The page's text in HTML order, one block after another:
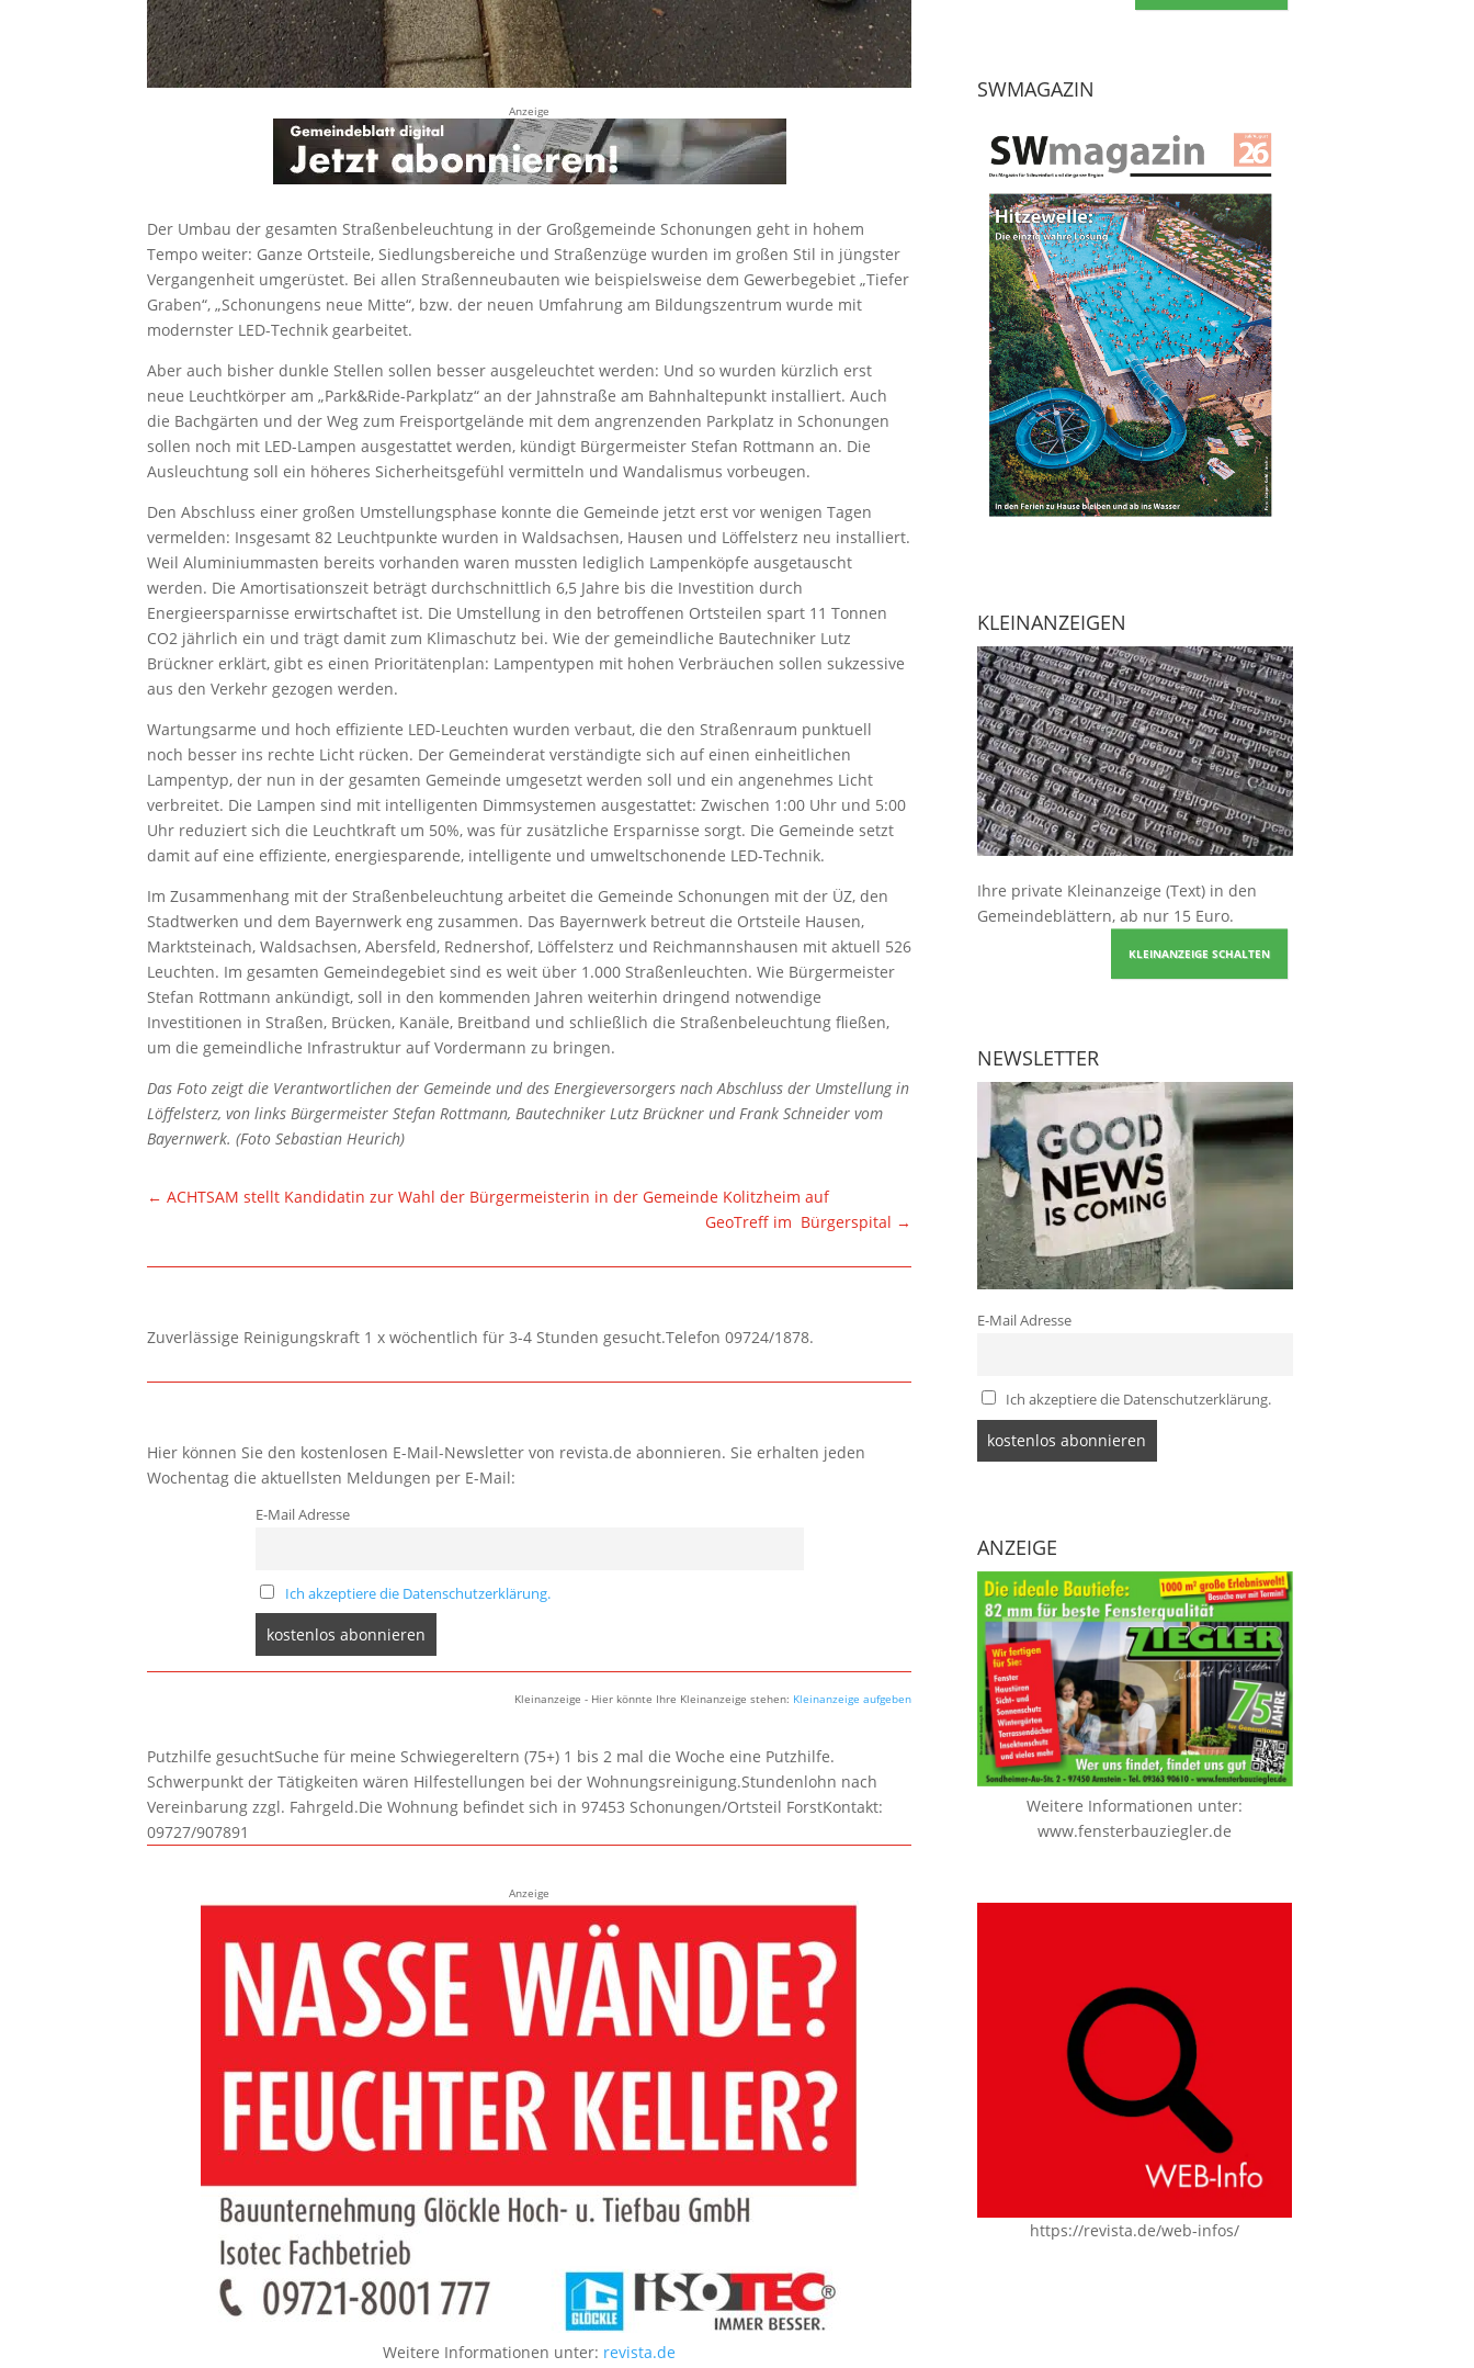
Anzeige
Der Umbau der gesamten Straßenbeleuchtung in der Großgemeinde Schonungen geht in hohem
Tempo weiter: Ganze Ortsteile, Siedlungsbereiche und Straßenzüge wurden im großen Stil in jüngster
Vergangenheit umgerüstet. Bei allen Straßenneubauten wie beispielsweise dem Gewerbegebiet „Tiefer
Graben“, „Schonungens neue Mitte“, bzw. der neuen Umfahrung am Bildungszentrum wurde mit
modernster LED-Technik gearbeitet.
Aber auch bisher dunkle Stellen sollen besser ausgeleuchtet werden: Und so wurden kürzlich erst
neue Leuchtkörper am „Park&Ride-Parkplatz“ an der Jahnstraße am Bahnhaltepunkt installiert. Auch
die Bachgärten und der Weg zum Freisportgelände mit dem angrenzenden Parkplatz in Schonungen
sollen noch mit LED-Lampen ausgestattet werden, kündigt Bürgermeister Stefan Rottmann an. Die
Ausleuchtung soll ein höheres Sicherheitsgefühl vermitteln und Wandalismus vorbeugen.
Den Abschluss einer großen Umstellungsphase konnte die Gemeinde jetzt erst vor wenigen Tagen
vermelden: Insgesamt 82 Leuchtpunkte wurden in Waldsachsen, Hausen und Löffelsterz neu installiert.
Weil Aluminiummasten bereits vorhanden waren mussten lediglich Lampenköpfe ausgetauscht
werden. Die Amortisationszeit beträgt durchschnittlich 6,5 Jahre bis die Investition durch
Energieersparnisse erwirtschaftet ist. Die Umstellung in den betroffenen Ortsteilen spart 11 Tonnen
CO2 jährlich ein und trägt damit zum Klimaschutz bei. Wie der gemeindliche Bautechniker Lutz
Brückner erklärt, gibt es einen Prioritätenplan: Lampentypen mit hohen Verbräuchen sollen sukzessive
aus den Verkehr gezogen werden.
Wartungsarme und hoch effiziente LED-Leuchten wurden verbaut, die den Straßenraum punktuell
noch besser ins rechte Licht rücken. Der Gemeinderat verständigte sich auf einen einheitlichen
Lampentyp, der nun in der gesamten Gemeinde umgesetzt werden soll und ein angenehmes Licht
verbreitet. Die Lampen sind mit intelligenten Dimmsystemen ausgestattet: Zwischen 1:00 Uhr und 5:00
Uhr reduziert sich die Leuchtkraft um 50%, was für zusätzliche Ersparnisse sorgt. Die Gemeinde setzt
damit auf eine effiziente, energiesparende, intelligente und umweltschonende LED-Technik.
Im Zusammenhang mit der Straßenbeleuchtung arbeitet die Gemeinde Schonungen mit der ÜZ, den
Stadtwerken und dem Bayernwerk eng zusammen. Das Bayernwerk betreut die Ortsteile Hausen,
Marktsteinach, Waldsachsen, Abersfeld, Rednershof, Löffelsterz und Reichmannshausen mit aktuell 526
Leuchten. Im gesamten Gemeindegebiet sind es weit über 1.000 Straßenleuchten. Wie Bürgermeister
Stefan Rottmann ankündigt, soll in den kommenden Jahren weiterhin dringend notwendige
Investitionen in Straßen, Brücken, Kanäle, Breitband und schließlich die Straßenbeleuchtung fließen,
um die gemeindliche Infrastruktur auf Vordermann zu bringen.
Das Foto zeigt die Verantwortlichen der Gemeinde und des Energieversorgers nach Abschluss der Umstellung in
Löffelsterz, von links Bürgermeister Stefan Rottmann, Bautechniker Lutz Brückner und Frank Schneider vom
Bayernwerk. (Foto Sebastian Heurich)
←ACHTSAM stellt Kandidatin zur Wahl der Bürgermeisterin in der Gemeinde Kolitzheim auf
GeoTreff im Bürgerspital →
Zuverlässige Reinigungskraft 1 x wöchentlich für 3-4 Stunden gesucht.Telefon 09724/1878.
Hier können Sie den kostenlosen E-Mail-Newsletter von revista.de abonnieren. Sie erhalten jeden
Wochentag die aktuellsten Meldungen per E-Mail:
E-Mail Adresse
Ich akzeptiere die Datenschutzerklärung.
Kleinanzeige - Hier könnte Ihre Kleinanzeige stehen: Kleinanzeige aufgeben
Putzhilfe gesuchtSuche für meine Schwiegereltern (75+) 1 bis 2 mal die Woche eine Putzhilfe.
Schwerpunkt der Tätigkeiten wären Hilfestellungen bei der Wohnungsreinigung.Stundenlohn nach
Vereinbarung zzgl. Fahrgeld.Die Wohnung befindet sich in 97453 Schonungen/Ortsteil ForstKontakt:
09727/907891
Anzeige
Weitere Informationen unter: revista.de
SWMAGAZIN
KLEINANZEIGEN
Ihre private Kleinanzeige (Text) in den
Gemeindeblättern, ab nur 15 Euro.
KLEINANZEIGE SCHALTEN
NEWSLETTER
E-Mail Adresse
Ich akzeptiere die Datenschutzerklärung.
ANZEIGE
Weitere Informationen unter:
www.fensterbauziegler.de
https://revista.de/web-infos/